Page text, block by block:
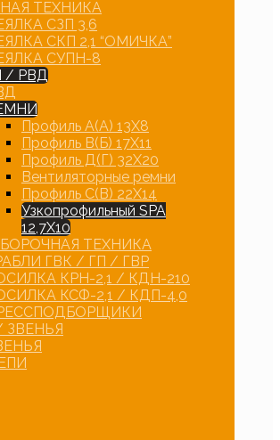
ТЕХНИКА
СЗП 3,6
СКП 2,1 “ОМИЧКА”
СУПН-8
/ РВД
Профиль А(А) 13Х8
Профиль В(Б) 17Х11
Профиль Д(Г) 32Х20
Вентиляторные ремни
Профиль С(В) 22Х14
Узкопрофильный SPA
12,7Х10
ТЕХНИКА
ГВК / ГП / ГВР
КРН-2,1 / КДН-210
КСФ-2,1 / КДП-4,0
ЗВЕНЬЯ